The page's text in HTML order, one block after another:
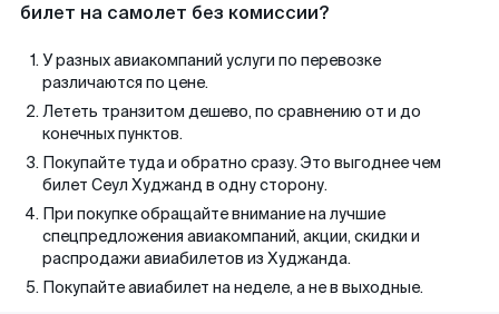
билет на самолет без комиссии?
У разных авиакомпаний услуги по перевозке
различаются по цене.
Лететь транзитом дешево, по сравнению от и до
конечных пунктов.
Покупайте туда и обратно сразу. Это выгоднее чем
билет Сеул Худжанд в одну сторону.
При покупке обращайте внимание на лучшие
спецпредложения авиакомпаний, акции, скидки и
распродажи авиабилетов из Худжанда.
Покупайте авиабилет на неделе, а не в выходные.